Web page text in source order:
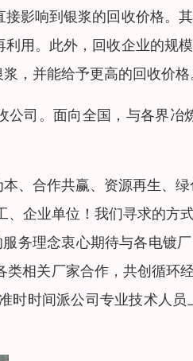
影响到银浆的回收价格。
用。此外，回收企业的规
，并能给予更高的回收价格
司。面向全国，与各界
、合作共赢、资源再生、
企业单位！我们寻求的方
务理念衷心期待与各电镀
相关厂家合作，共创循环
时时间派公司专业技术人